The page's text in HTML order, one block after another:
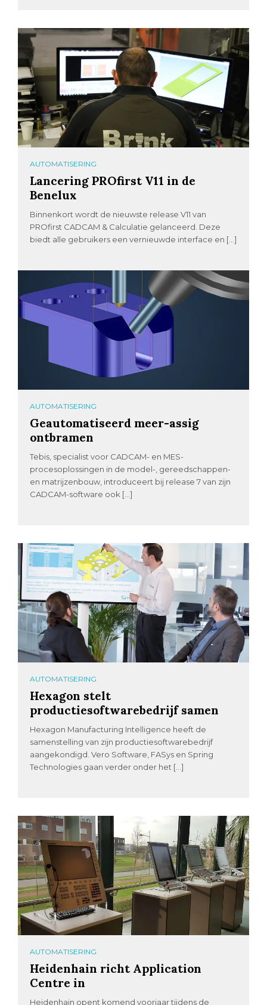
AUTOMATISERING
Lancering PROfirst V11 in de
Benelux
Binnenkort wordt de nieuwste release V11 van
PROfirst CADCAM & Calculatie gelanceerd. Deze
biedt alle gebruikers een vernieuwde interface en […]
AUTOMATISERING
Geautomatiseerd meer-assig
ontbramen
Tebis, specialist voor CADCAM- en MES-
procesoplossingen in de model-, gereedschappen-
en matrijzenbouw, introduceert bij release 7 van zijn
CADCAM-software ook […]
AUTOMATISERING
Hexagon stelt
productiesoftwarebedrijf samen
Hexagon Manufacturing Intelligence heeft de
samenstelling van zijn productiesoftwarebedrijf
aangekondigd. Vero Software, FASys en Spring
Technologies gaan verder onder het […]
AUTOMATISERING
Heidenhain richt Application
Centre in
Heidenhain opent komend voorjaar tijdens de